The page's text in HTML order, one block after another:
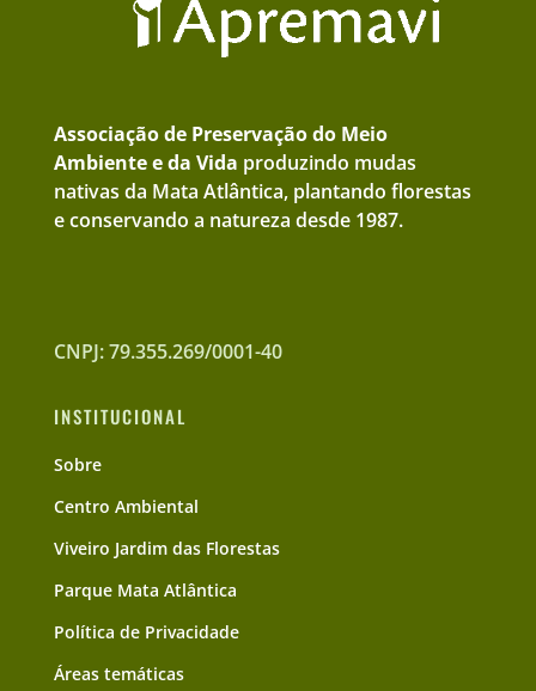
Associação de Preservação do Meio
Ambiente e da Vida produzindo mudas
nativas da Mata Atlântica, plantando florestas
e conservando a natureza desde 1987.
CNPJ: 79.355.269/0001-40
INSTITUCIONAL
Sobre
Centro Ambiental
Viveiro Jardim das Florestas
Parque Mata Atlântica
Política de Privacidade
Áreas temáticas